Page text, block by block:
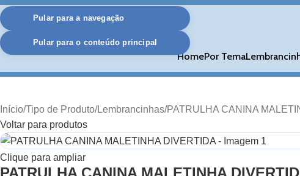
Pular para a navegação
Pular para o conteúdo principal
HomePor Tema
Início Tipo de Produto Lembrancinhas PATRULHA CANINA
Voltar para produtos
Clique para ampliar